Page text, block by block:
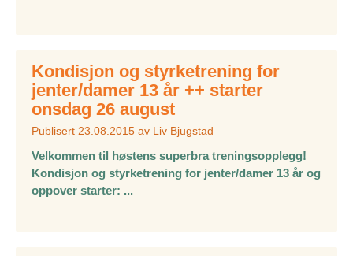
Kondisjon og styrketrening for
jenter/damer 13 år ++ starter
onsdag 26 august
Publisert 23.08.2015 av Liv Bjugstad
Velkommen til høstens superbra treningsopplegg!
Kondisjon og styrketrening for jenter/damer 13 år og
oppover starter: ...